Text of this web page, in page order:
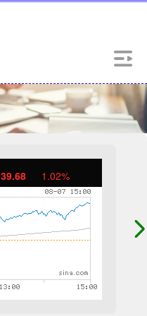
39.68 1.02%